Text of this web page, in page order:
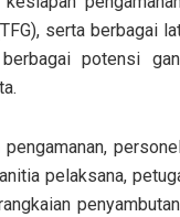
serta berbagai
potensi
pelaksana,